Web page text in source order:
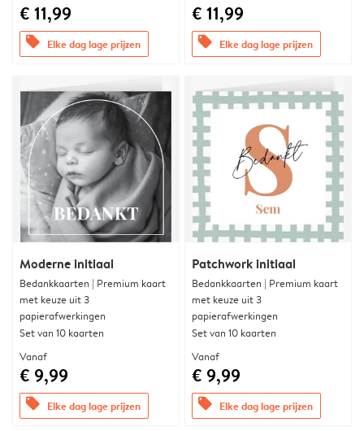
€ 11,99
offers Elke dag lage prijzen
€ 11,99
offers Elke dag lage prijzen
Moderne initiaal
Bedankkaarten | Premium kaart
met keuze uit 3
papierafwerkingen
Set van 10 kaarten
Vanaf
€ 9,99
offers Elke dag lage prijzen
Patchwork initiaal
Bedankkaarten | Premium kaart
met keuze uit 3
papierafwerkingen
Set van 10 kaarten
Vanaf
€ 9,99
offers Elke dag lage prijzen